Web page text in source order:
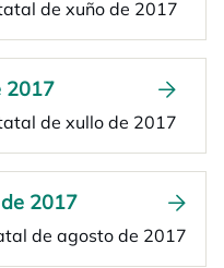
de xuño de 2017
2017
de xullo de 2017
2017
de agosto de 2017